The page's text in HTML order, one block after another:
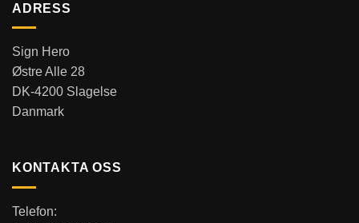
ADRESS
Sign Hero
Østre Alle 28
DK-4200 Slagelse
Danmark
KONTAKTA OSS
Telefon: